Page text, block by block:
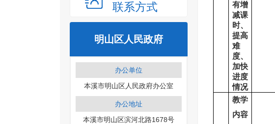
联系方式
明山区人民政府
办公单位
本溪市明山区人民政府办公室
办公地址
本溪市明山区滨河北路1678号
有增
减课
时、
提高
难
度、
加快
进度
情况
教学
内容